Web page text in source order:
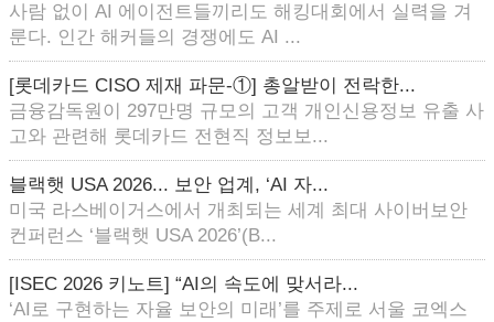
사람 없이 AI 에이전트들끼리도 해킹대회에서 실력을 겨
룬다. 인간 해커들의 경쟁에도 AI ...
[롯데카드 CISO 제재 파문-①] 총알받이 전락한...
금융감독원이 297만명 규모의 고객 개인신용정보 유출 사
고와 관련해 롯데카드 전현직 정보보...
블랙햇 USA 2026... 보안 업계, ‘AI 자...
미국 라스베이거스에서 개최되는 세계 최대 사이버보안
컨퍼런스 ‘블랙햇 USA 2026’(B...
[ISEC 2026 키노트] “AI의 속도에 맞서라...
‘AI로 구현하는 자율 보안의 미래’를 주제로 서울 코엑스